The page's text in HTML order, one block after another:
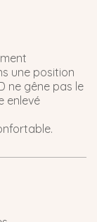
une position
ne gêne pas le
enlevé